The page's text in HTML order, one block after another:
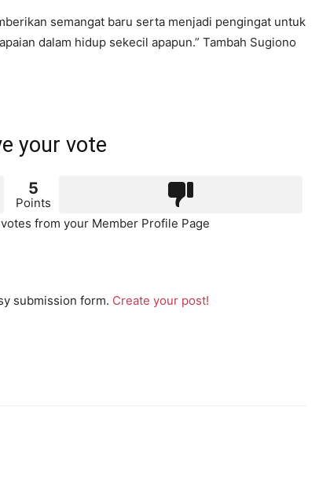
semangat baru serta menjadi pengingat untuk
dalam hidup sekecil apapun.” Tambah Sugiono
your vote
5
Points
from your Member Profile Page
submission form. Create your post!